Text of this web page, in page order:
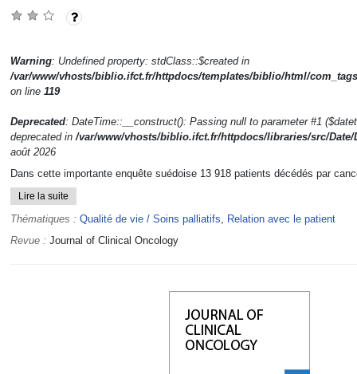
Warning: Undefined property: stdClass::$created in
/var/www/vhosts/biblio.ifct.fr/httpdocs/templates/biblio/html/
on line 119
Deprecated: DateTime::__construct(): Passing null to parameter #1
deprecated in/var/www/vhosts/biblio.ifct.fr/httpdocs/libraries/src/Date/
août 2026
Dans cette importante enquête suédoise 13 918 patients décédés par
Lire la suite
Thématiques : Qualité de vie / Soins palliatifs, Relation avec le patient
Revue : Journal of Clinical Oncology